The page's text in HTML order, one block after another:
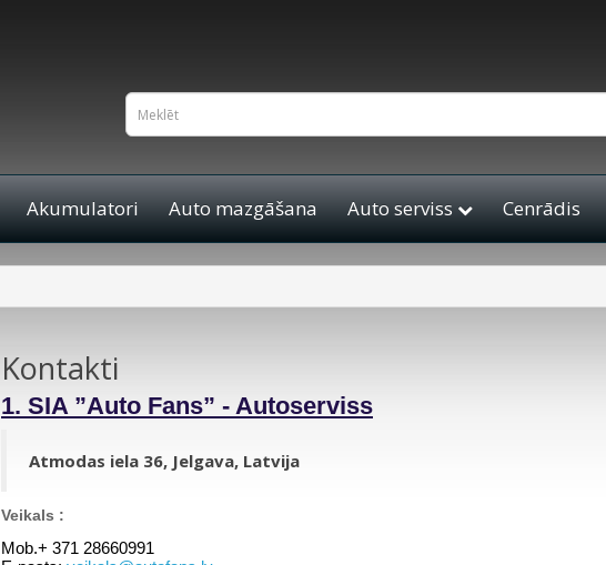
Akumulatori Auto mazgāšana Auto serviss Cenrādis
Kontakti
1. SIA ”Auto Fans” - Autoserviss
Atmodas iela 36, Jelgava, Latvija
Veikals :
Mob.+ 371 28660991